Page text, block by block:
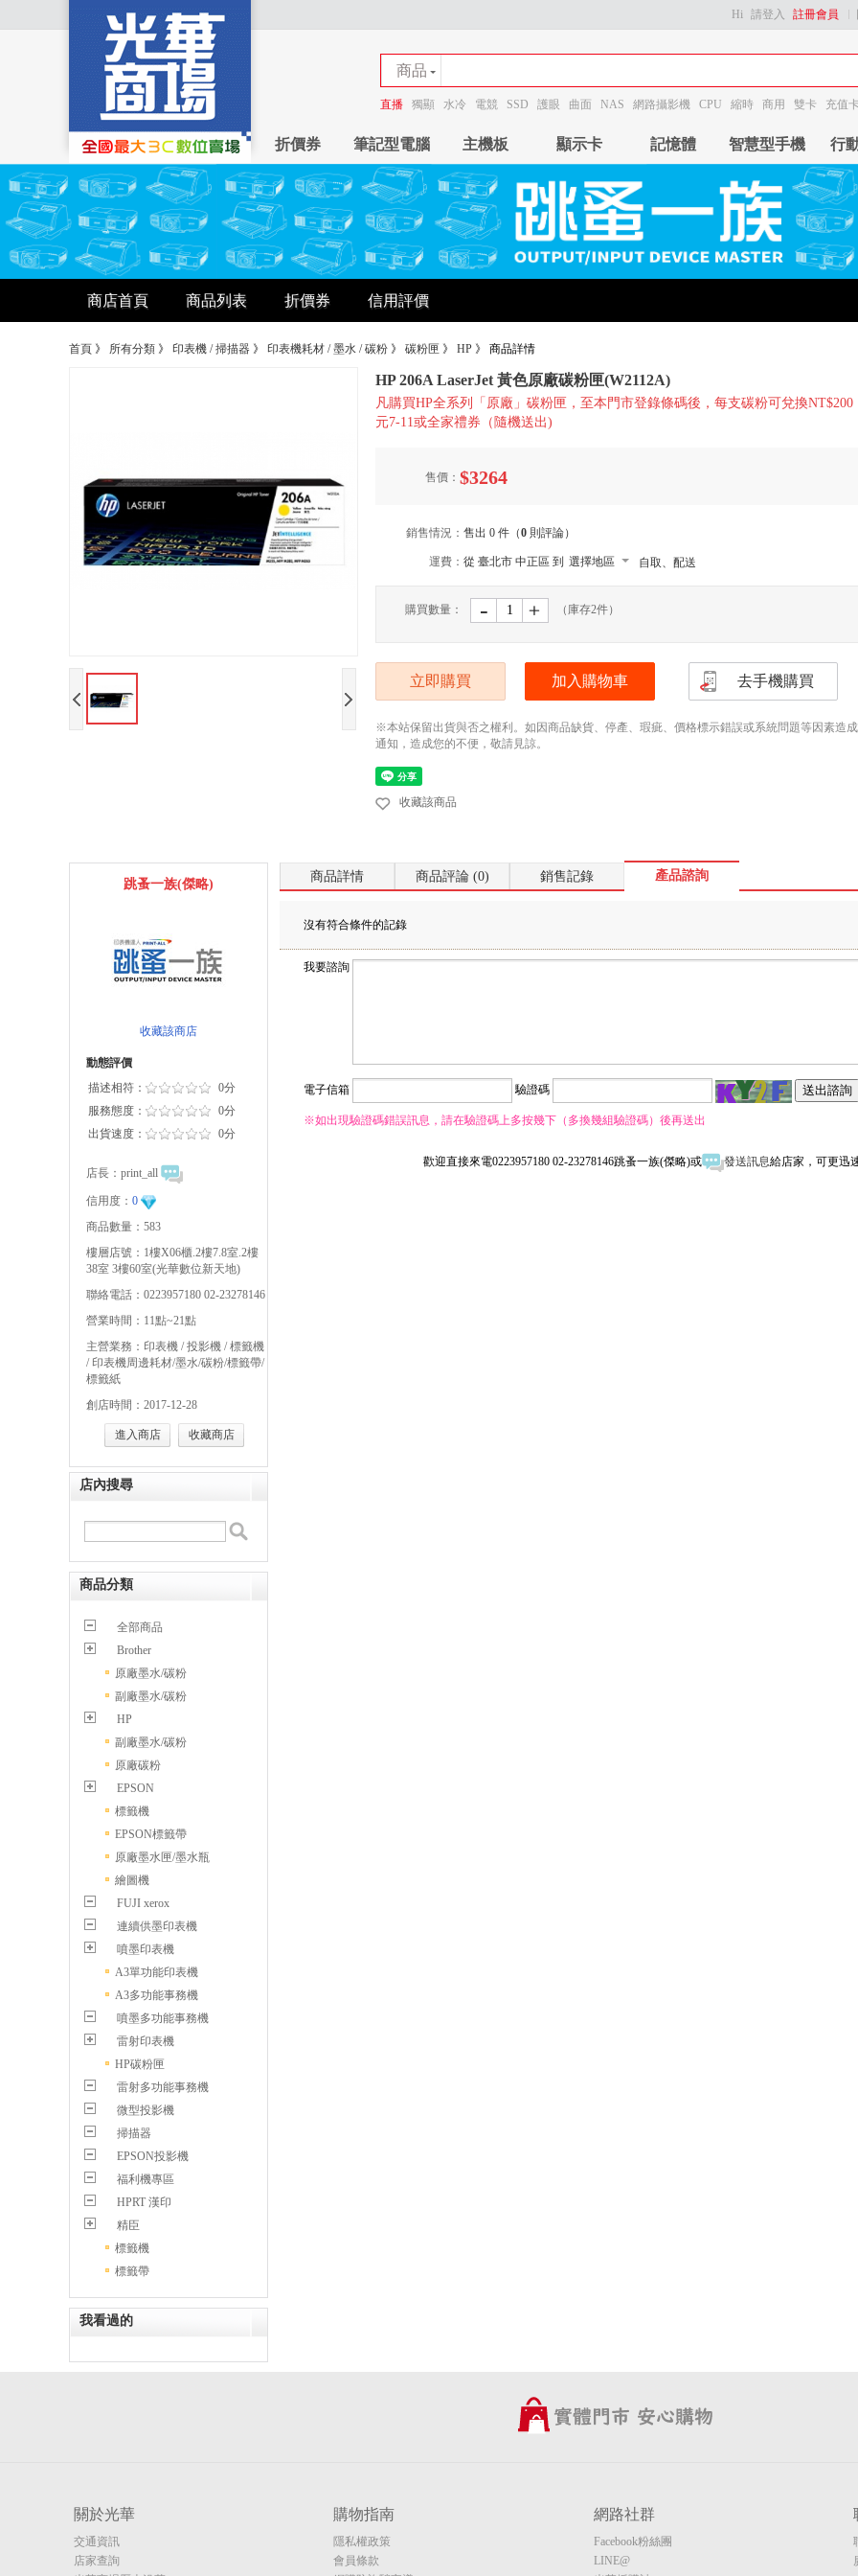
Hi 請登入 註冊會員
商品
商店
直播 獨顯 水冷 電競 SSD 護眼 曲面 NAS 網路攝影機 CPU 縮時 商用 雙卡 充值
折價券 筆記型電腦 主機板 顯示卡 記憶體 智慧型手機 行
商店首頁 商品列表 折價券 信用評價
首頁 》 所有分類 》 印表機 / 掃描器 》 印表機耗材 / 墨水 / 碳粉 》 碳粉匣 》 HP 》 商品詳情
HP 206A LaserJet 黃色原廠碳粉匣(W2112A)
凡購買HP全系列「原廠」碳粉匣，至本門市登錄條碼後，每支碳粉可兌換NT$200
元7-11或全家禮券（隨機送出)
售價： $3264
銷售情況： 售出 0 件（0 則評論）
運費： 從 臺北市 中正區 到 選擇地區 自取、配送
購買數量： - ﹢ （庫存2件）
立即購買 加入購物車 去手機購買
※本站保留出貨與否之權利。如因商品缺貨、停產、瑕疵、價格標示錯誤或系統問題等因素造
通知，造成您的不便，敬請見諒。
收藏該商品
跳蚤一族(傑略)
收藏該商店
動態評價
描述相符：
0分
服務態度：
0分
出貨速度：
0分
店長： print_all
信用度： 0
商品數量：583
樓層店號：1樓X06櫃.2樓7.8室.2樓
38室 3樓60室(光華數位新天地)
聯絡電話：0223957180 02-23278146
營業時間：11點~21點
主營業務：印表機 / 投影機 / 標籤機
/ 印表機周邊耗材/墨水/碳粉/標籤帶/
標籤紙
創店時間：2017-12-28
進入商店 收藏商店
店內搜尋
商品分類
全部商品
Brother
原廠墨水/碳粉
副廠墨水/碳粉
HP
副廠墨水/碳粉
原廠碳粉
EPSON
標籤機
EPSON標籤帶
原廠墨水匣/墨水瓶
繪圖機
FUJI xerox
連續供墨印表機
噴墨印表機
A3單功能印表機
A3多功能事務機
噴墨多功能事務機
雷射印表機
HP碳粉匣
雷射多功能事務機
微型投影機
掃描器
EPSON投影機
福利機專區
HPRT 漢印
精臣
標籤機
標籤帶
我看過的
商品詳情 商品評論 (0) 銷售記錄 產品諮詢
沒有符合條件的記錄
我要諮詢
電子信箱 驗證碼
※如出現驗證碼錯誤訊息，請在驗證碼上多按幾下（多換幾組驗證碼）後再送出
歡迎直接來電0223957180 02-23278146跳蚤一族(傑略)或 發送訊息給店家，可更迅
關於光華
交通資訊
店家查詢
購物指南
隱私權政策
會員條款
網路社群
Facebook粉絲團
LINE@